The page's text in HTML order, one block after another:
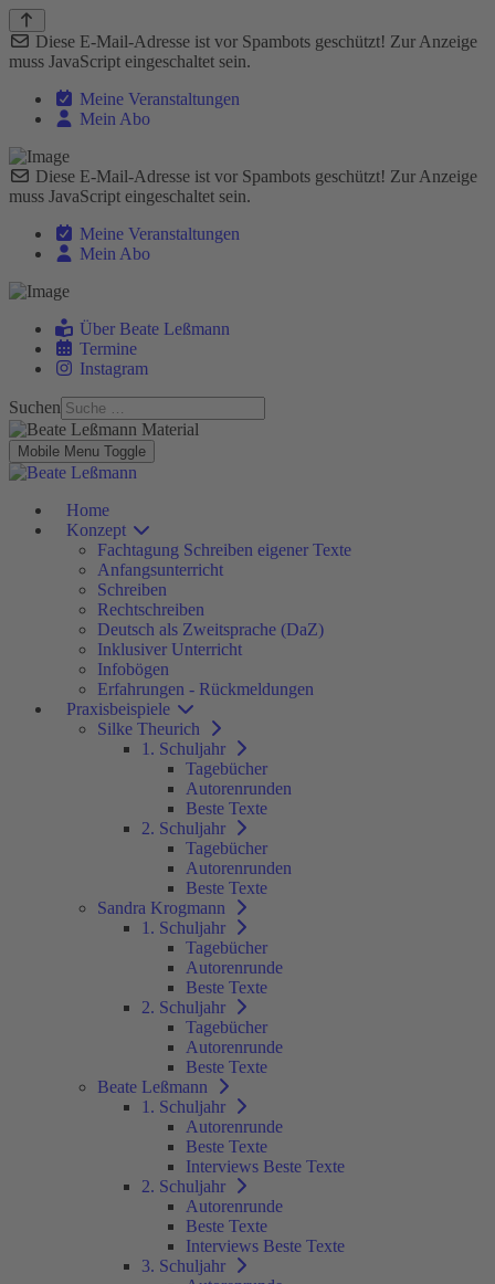
Diese E-Mail-Adresse ist vor Spambots geschützt! Zur Anzeige
muss JavaScript eingeschaltet sein.
Meine Veranstaltungen
Mein Abo
Diese E-Mail-Adresse ist vor Spambots geschützt! Zur Anzeige
muss JavaScript eingeschaltet sein.
Meine Veranstaltungen
Mein Abo
Über Beate Leßmann
Termine
Instagram
Suchen
Mobile Menu Toggle
Home
Konzept
Fachtagung Schreiben eigener Texte
Anfangsunterricht
Schreiben
Rechtschreiben
Deutsch als Zweitsprache (DaZ)
Inklusiver Unterricht
Infobögen
Erfahrungen - Rückmeldungen
Praxisbeispiele
Silke Theurich
1. Schuljahr
Tagebücher
Autorenrunden
Beste Texte
2. Schuljahr
Tagebücher
Autorenrunden
Beste Texte
Sandra Krogmann
1. Schuljahr
Tagebücher
Autorenrunde
Beste Texte
2. Schuljahr
Tagebücher
Autorenrunde
Beste Texte
Beate Leßmann
1. Schuljahr
Autorenrunde
Beste Texte
Interviews Beste Texte
2. Schuljahr
Autorenrunde
Beste Texte
Interviews Beste Texte
3. Schuljahr